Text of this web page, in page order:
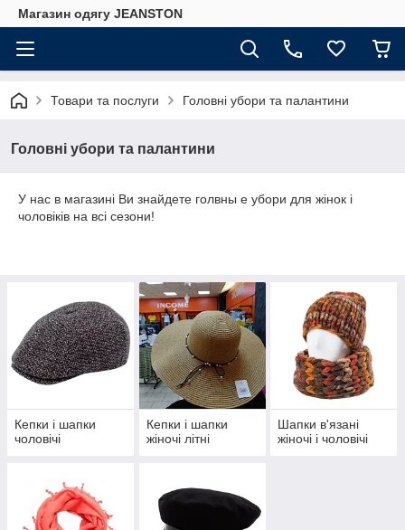
Магазин одягу JEANSTON
Товари та послуги Головні убори та палантини
Головні убори та палантини
У нас в магазині Ви знайдете голвны е убори для жінок і
чоловіків на всі сезони!
Кепки і шапки
чоловічі
Кепки і шапки
жіночі літні
Шапки в'язані
жіночі і чоловічі